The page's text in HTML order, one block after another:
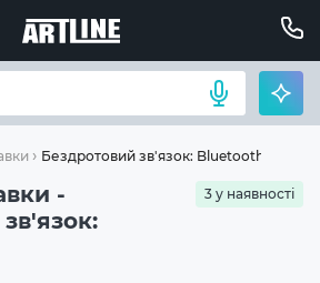
Бездротовий зв'язок: Bluetooth 5.1
-
3 у наявності